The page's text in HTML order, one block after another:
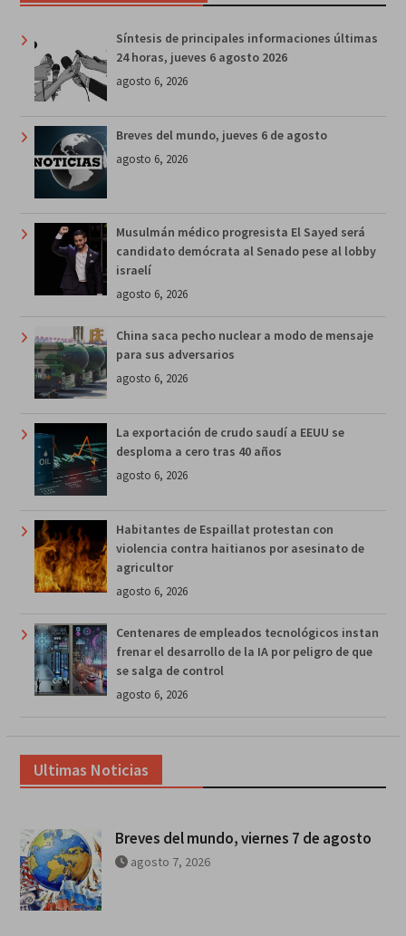
Síntesis de principales informaciones últimas
24 horas, jueves 6 agosto 2026
agosto 6, 2026
Breves del mundo, jueves 6 de agosto
agosto 6, 2026
Musulmán médico progresista El Sayed será
candidato demócrata al Senado pese al lobby
israelí
agosto 6, 2026
China saca pecho nuclear a modo de mensaje
para sus adversarios
agosto 6, 2026
La exportación de crudo saudí a EEUU se
desploma a cero tras 40 años
agosto 6, 2026
Habitantes de Espaillat protestan con
violencia contra haitianos por asesinato de
agricultor
agosto 6, 2026
Centenares de empleados tecnológicos instan
frenar el desarrollo de la IA por peligro de que
se salga de control
agosto 6, 2026
Ultimas Noticias
Breves del mundo, viernes 7 de agosto
agosto 7, 2026